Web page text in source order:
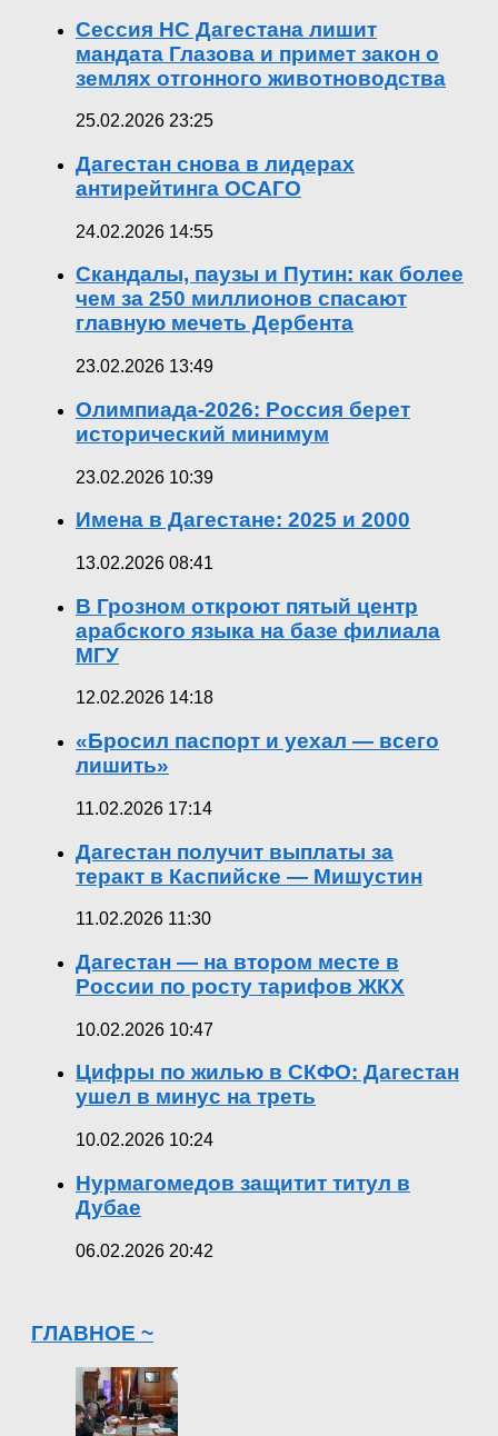
Сессия НС Дагестана лишит
мандата Глазова и примет закон о
землях отгонного животноводства
25.02.2026 23:25
Дагестан снова в лидерах
антирейтинга ОСАГО
24.02.2026 14:55
Скандалы, паузы и Путин: как более
чем за 250 миллионов спасают
главную мечеть Дербента
23.02.2026 13:49
Олимпиада-2026: Россия берет
исторический минимум
23.02.2026 10:39
Имена в Дагестане: 2025 и 2000
13.02.2026 08:41
В Грозном откроют пятый центр
арабского языка на базе филиала
МГУ
12.02.2026 14:18
«Бросил паспорт и уехал — всего
лишить»
11.02.2026 17:14
Дагестан получит выплаты за
теракт в Каспийске — Мишустин
11.02.2026 11:30
Дагестан — на втором месте в
России по росту тарифов ЖКХ
10.02.2026 10:47
Цифры по жилью в СКФО: Дагестан
ушел в минус на треть
10.02.2026 10:24
Нурмагомедов защитит титул в
Дубае
06.02.2026 20:42
ГЛАВНОЕ ~